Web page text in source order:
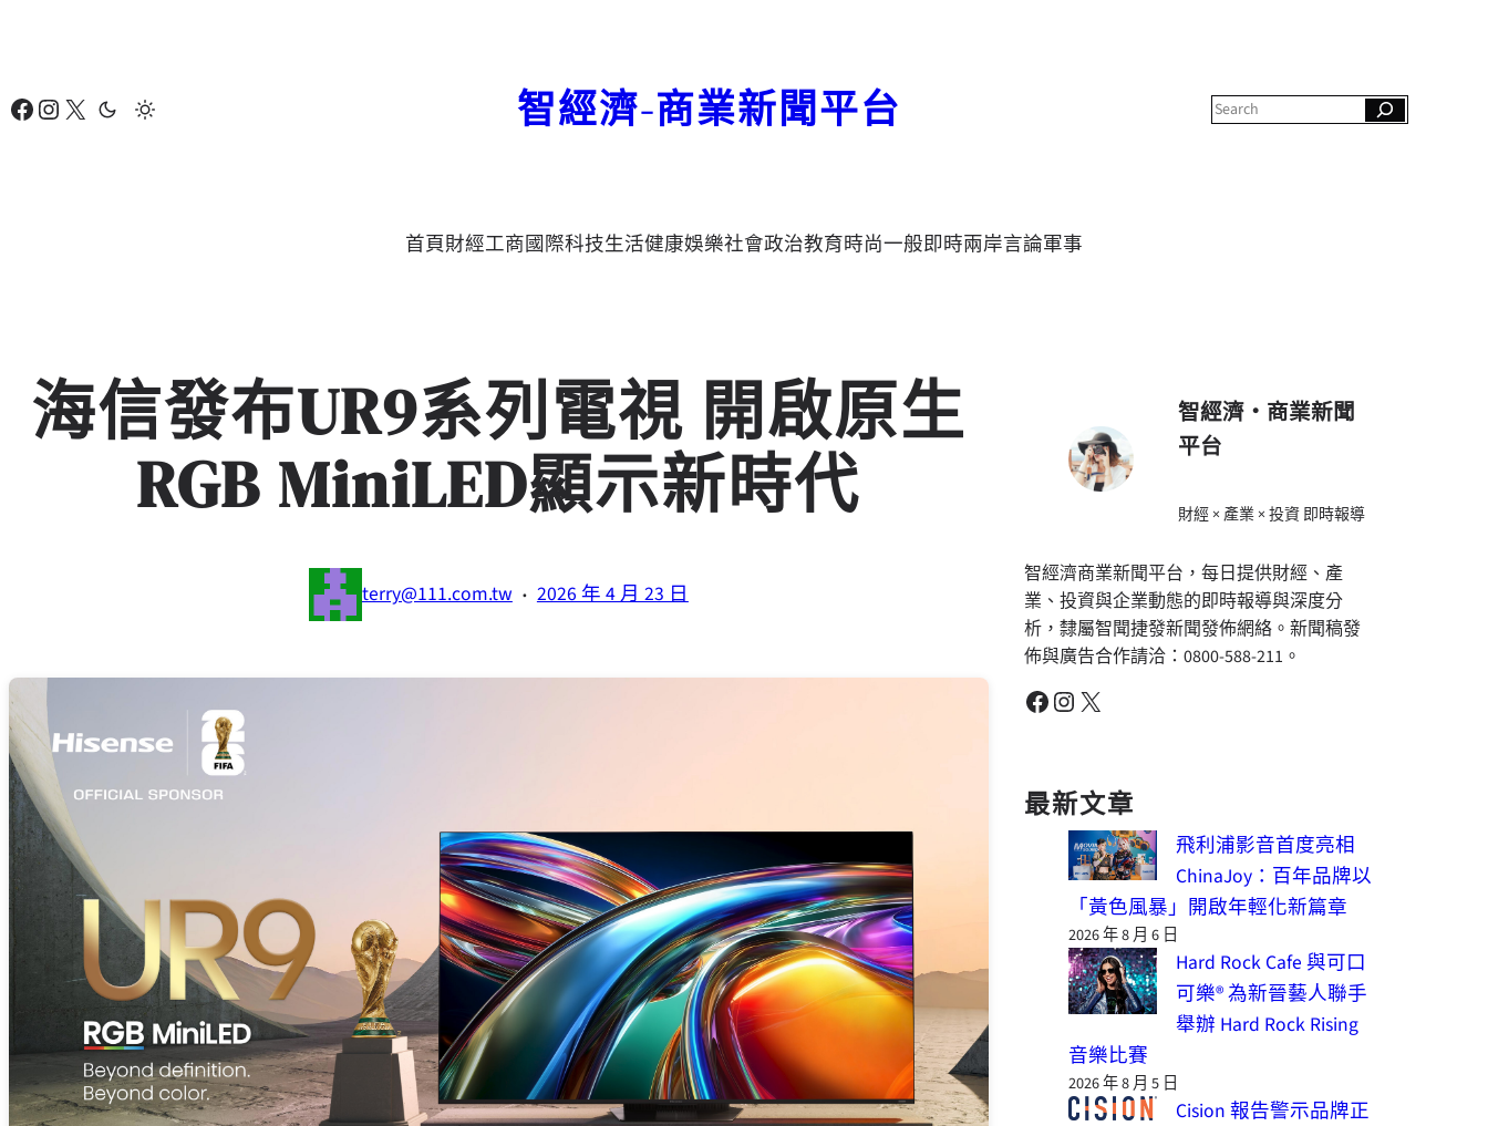
要
Facebook Instagram X 智經濟-商業新聞平台
c
首頁財經工商國際科技生活健康娛樂社會政治教育時尚一般即時兩岸言論軍事
海信發布UR9系列電視 開啟原生
RGB MiniLED顯示新時代
terry@111.com.tw · 2026 年 4 月 23 日
智經濟・商業新聞
平台
財經 × 產業 × 投資 即時報導
智經濟商業新聞平台，每日提供財經、產
業、投資與企業動態的即時報導與深度分
析，隸屬智聞捷發新聞發佈網絡。新聞稿發
佈與廣告合作請洽：0800-588-211。
Facebook Instagram X
最新文章
飛利浦影音首度亮相
ChinaJoy：百年品牌以
「黃色風暴」開啟年輕化新篇章
2026 年 8 月 6 日
Hard Rock Cafe 與可口
可樂® 為新晉藝人聯手
舉辦 Hard Rock Rising
音樂比賽
2026 年 8 月 5 日
Cision 報告警示品牌正